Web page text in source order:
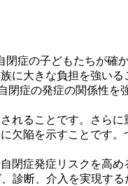
症の子どもたちが確
に大きな負担を強いる
症の発症の関係性を
れることです。さらに
欠陥を示すことです
閉症発症リスクを高め
診断、介入を実現す